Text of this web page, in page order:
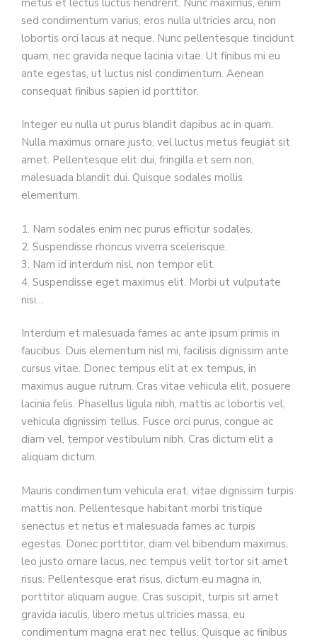
sed condimentum varius, eros nulla ultricies arcu, non
lobortis orci lacus at neque. Nunc pellentesque tincidunt
quam, nec gravida neque lacinia vitae. Ut finibus mi eu
ante egestas, ut luctus nisl condimentum. Aenean
consequat finibus sapien id porttitor.
Integer eu nulla ut purus blandit dapibus ac in quam.
Nulla maximus ornare justo, vel luctus metus feugiat sit
amet. Pellentesque elit dui, fringilla et sem non,
malesuada blandit dui. Quisque sodales mollis
elementum.
1. Nam sodales enim nec purus efficitur sodales.
2. Suspendisse rhoncus viverra scelerisque.
3. Nam id interdum nisl, non tempor elit.
4. Suspendisse eget maximus elit. Morbi ut vulputate
nisi…
Interdum et malesuada fames ac ante ipsum primis in
faucibus. Duis elementum nisl mi, facilisis dignissim ante
cursus vitae. Donec tempus elit at ex tempus, in
maximus augue rutrum. Cras vitae vehicula elit, posuere
lacinia felis. Phasellus ligula nibh, mattis ac lobortis vel,
vehicula dignissim tellus. Fusce orci purus, congue ac
diam vel, tempor vestibulum nibh. Cras dictum elit a
aliquam dictum.
Mauris condimentum vehicula erat, vitae dignissim turpis
mattis non. Pellentesque habitant morbi tristique
senectus et netus et malesuada fames ac turpis
egestas. Donec porttitor, diam vel bibendum maximus,
leo justo ornare lacus, nec tempus velit tortor sit amet
risus. Pellentesque erat risus, dictum eu magna in,
porttitor aliquam augue. Cras suscipit, turpis sit amet
gravida iaculis, libero metus ultricies massa, eu
condimentum magna erat nec tellus. Quisque ac finibus